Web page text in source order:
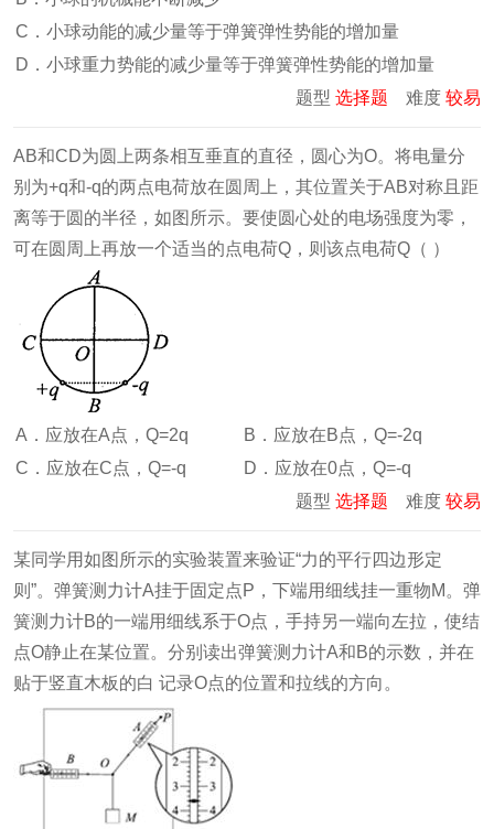
C．小球动能的减少量等于弹簧弹性势能的增加量
D．小球重力势能的减少量等于弹簧弹性势能的增加量
题型 选择题 难度 较易
AB和CD为圆上两条相互垂直的直径，圆心为O。将电量分
别为+q和-q的两点电荷放在圆周上，其位置关于AB对称且距
离等于圆的半径，如图所示。要使圆心处的电场强度为零，
可在圆周上再放一个适当的点电荷Q，则该点电荷Q（ ）
A．应放在A点，Q=2q
B．应放在B点，Q=-2q
C．应放在C点，Q=-q
D．应放在0点，Q=-q
题型 选择题 难度 较易
某同学用如图所示的实验装置来验证“力的平行四边形定
则”。弹簧测力计A挂于固定点P，下端用细线挂一重物M。弹
簧测力计B的一端用细线系于O点，手持另一端向左拉，使结
点O静止在某位置。分别读出弹簧测力计A和B的示数，并在
贴于竖直木板的白 记录O点的位置和拉线的方向。